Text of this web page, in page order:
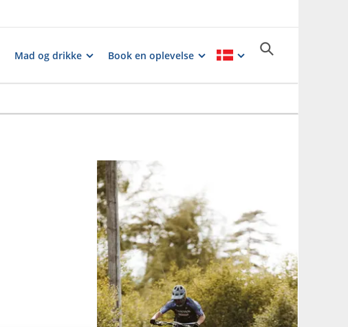
Mad og drikke Book en oplevelse